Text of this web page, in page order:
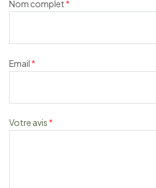
Votre avis *
Nom complet *
Email *